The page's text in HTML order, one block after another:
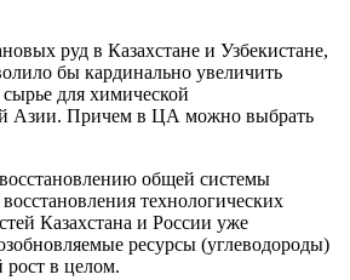
руд в Казахстане и Узбекистане,
бы кардинально увеличить
для химической
Азии. Причем в ЦА можно выбрать
общей системы
технологических
Казахстана и России уже
ресурсы (углеводороды)
рост в целом.